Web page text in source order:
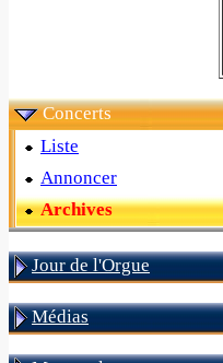
Concerts
Liste
Annoncer
Archives
Jour de l'Orgue
Médias